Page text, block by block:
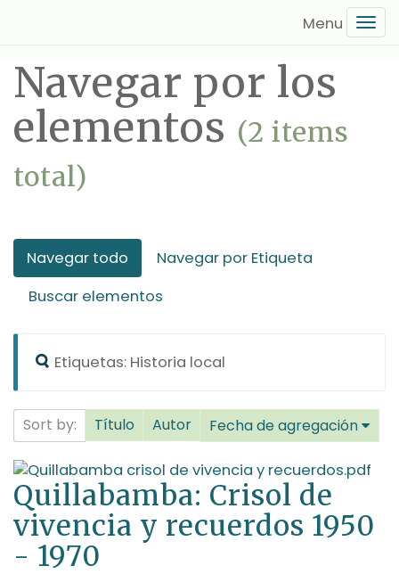
principal
Navegar por los
elementos (2 items
total)
Navegar todo
Navegar por Etiqueta
Buscar elementos
Etiquetas: Historia local
Sort by: Título Autor Fecha de agregación
Quillabamba: Crisol de
vivencia y recuerdos 1950
- 1970